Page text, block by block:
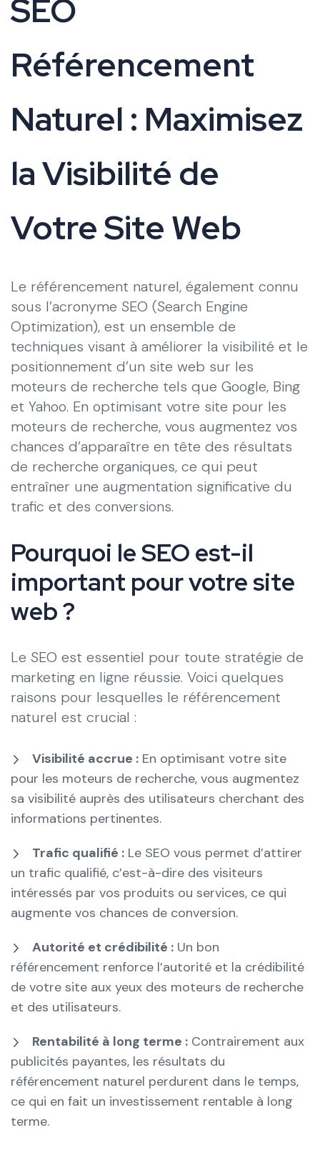
SEO
Référencement
Naturel : Maximisez
la Visibilité de
Votre Site Web
Le référencement naturel, également connu
sous l’acronyme SEO (Search Engine
Optimization), est un ensemble de
techniques visant à améliorer la visibilité et le
positionnement d’un site web sur les
moteurs de recherche tels que Google, Bing
et Yahoo. En optimisant votre site pour les
moteurs de recherche, vous augmentez vos
chances d’apparaître en tête des résultats
de recherche organiques, ce qui peut
entraîner une augmentation significative du
trafic et des conversions.
Pourquoi le SEO est-il
important pour votre site
web ?
Le SEO est essentiel pour toute stratégie de
marketing en ligne réussie. Voici quelques
raisons pour lesquelles le référencement
naturel est crucial :
Visibilité accrue : En optimisant votre site
pour les moteurs de recherche, vous augmentez
sa visibilité auprès des utilisateurs cherchant des
informations pertinentes.
Trafic qualifié : Le SEO vous permet d’attirer
un trafic qualifié, c’est-à-dire des visiteurs
intéressés par vos produits ou services, ce qui
augmente vos chances de conversion.
Autorité et crédibilité : Un bon
référencement renforce l’autorité et la crédibilité
de votre site aux yeux des moteurs de recherche
et des utilisateurs.
Rentabilité à long terme : Contrairement aux
publicités payantes, les résultats du
référencement naturel perdurent dans le temps,
ce qui en fait un investissement rentable à long
terme.